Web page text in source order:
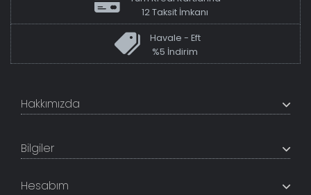
12 Taksit İmkanı
Havale - Eft
%5 İndirim
Hakkımızda
TabloShop, müşteri memnuniyetini en üst seviyede
tutmaya çalışır. Uzman kadrosu ile profesyonel işçilikle
Bilgiler
İletişim Bilgileri
Hesabım